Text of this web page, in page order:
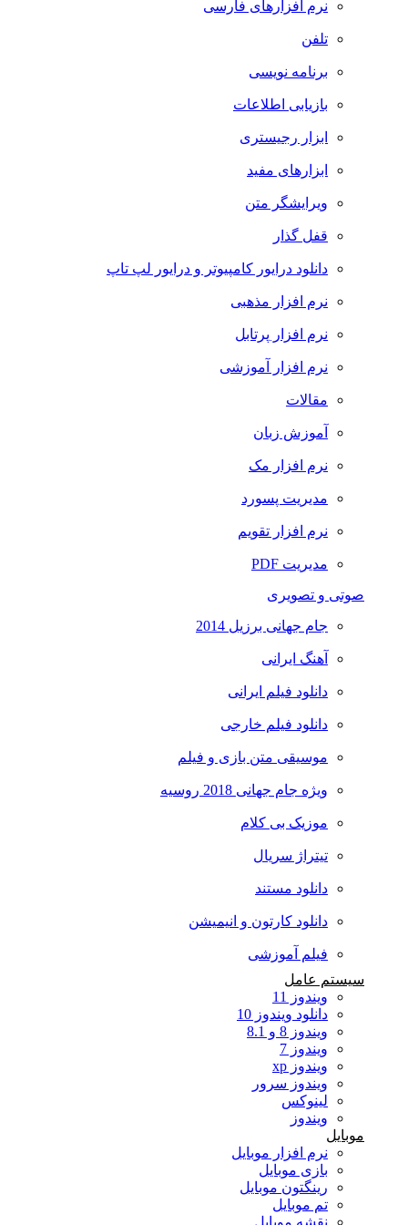
نرم افزارهای فارسی
تلفن
برنامه نویسی
بازیابی اطلاعات
ابزار رجیستری
ابزارهای مفید
ویرایشگر متن
قفل گذار
دانلود درایور کامپیوتر و درایور لپ تاپ
نرم افزار مذهبی
نرم افزار پرتابل
نرم افزار آموزشی
مقالات
آموزش زبان
نرم افزار مک
مدیریت پسورد
نرم افزار تقویم
مدیریت PDF
صوتی و تصویری
جام جهانی برزیل 2014
آهنگ ایرانی
دانلود فیلم ایرانی
دانلود فیلم خارجی
موسیقی متن بازی و فیلم
ویژه جام جهانی 2018 روسیه
موزیک بی کلام
تیتراژ سریال
دانلود مستند
دانلود کارتون و انیمیشن
فیلم آموزشی
سیستم عامل
ویندوز 11
دانلود ویندوز 10
ویندوز 8 و 8.1
ویندوز 7
ویندوز xp
ویندوز سرور
لینوکس
ویندوز
موبایل
نرم افزار موبایل
بازی موبایل
رینگتون موبایل
تم موبایل
نقشه موبایل